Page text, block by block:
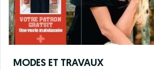
MODES ET TRAVAUX